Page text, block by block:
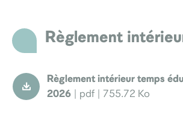
Règlement
Règlement intérieur temps
2026
| pdf | 755.72 Ko